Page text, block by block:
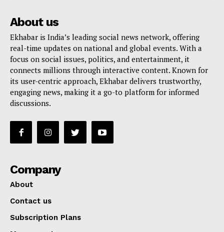
About us
Ekhabar is India’s leading social news network, offering
real-time updates on national and global events. With a
focus on social issues, politics, and entertainment, it
connects millions through interactive content. Known for
its user-centric approach, Ekhabar delivers trustworthy,
engaging news, making it a go-to platform for informed
discussions.
Company
About
Contact us
Subscription Plans